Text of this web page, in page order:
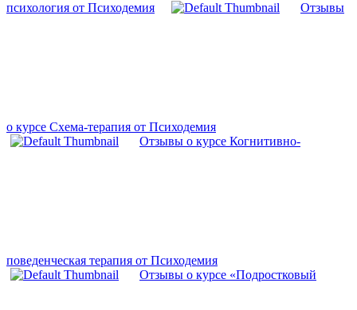
психология от Психодемия Отзывы
о курсе Схема-терапия от Психодемия
Отзывы о курсе Когнитивно-
поведенческая терапия от Психодемия
Отзывы о курсе «Подростковый